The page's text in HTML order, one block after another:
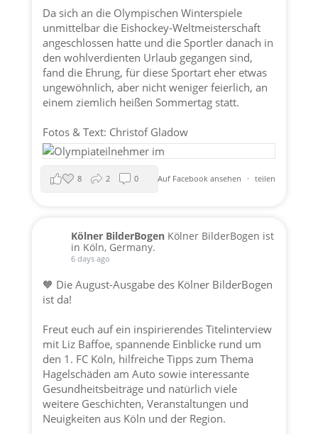
Da sich an die Olympischen Winterspiele
unmittelbar die Eishockey-Weltmeisterschaft
angeschlossen hatte und die Sportler danach in
den wohlverdienten Urlaub gegangen sind,
fand die Ehrung, für diese Sportart eher etwas
ungewöhnlich, aber nicht weniger feierlich, an
einem ziemlich heißen Sommertag statt.
Fotos & Text: Christof Gladow
Auf Facebook ansehen · teilen
8 2 0
Kölner BilderBogen Kölner BilderBogen ist
in Köln, Germany.
6 days ago
🧡 Die August-Ausgabe des Kölner BilderBogen
ist da!
Freut euch auf ein inspirierendes Titelinterview
mit Liz Baffoe, spannende Einblicke rund um
den 1. FC Köln, hilfreiche Tipps zum Thema
Hagelschäden am Auto sowie interessante
Gesundheitsbeiträge und natürlich viele
weitere Geschichten, Veranstaltungen und
Neuigkeiten aus Köln und der Region.